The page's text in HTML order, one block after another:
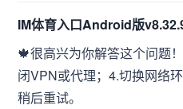
IM体育入口Android版
🍁很高兴为你解答这个问题
闭VPN或代理；4.切换网络
稍后重试。